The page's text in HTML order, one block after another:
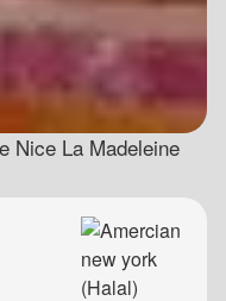
Nice La Madeleine